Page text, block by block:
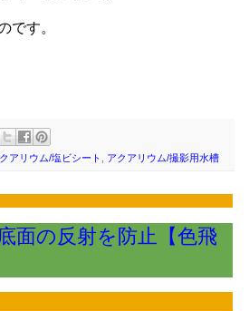
です。
アリウム/塩ビシート アクアリウム/撮影用水槽
面の反射を防止【色飛